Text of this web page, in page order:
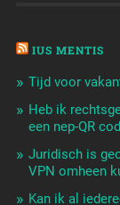
IUS MENTIS
Tijd voor
Heb ik
een nep-QR
Juridisch is
VPN omheen
Kan ik al